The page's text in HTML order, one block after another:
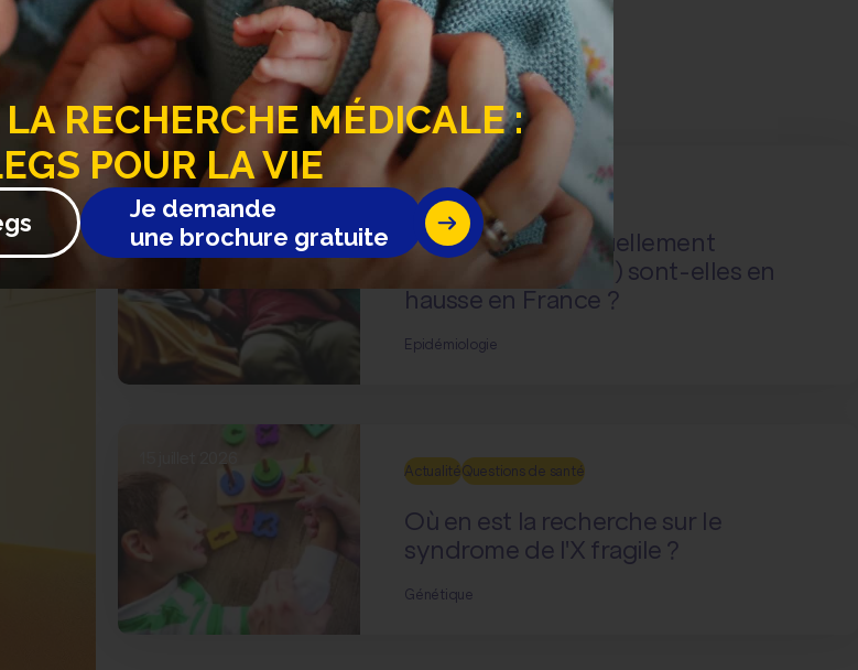
Les infections sexuellement
transmissibles (IST) sont-elles en
hausse en France ?
ActualitéQuestions de santé
Epidémiologie
21 juillet 2026
Où en est la recherche sur le
syndrome de l'X fragile ?
ActualitéQuestions de santé
Génétique
RECHERCHE MÉDICALE :
POUR LA VIE
Je demande
une brochure gratuite